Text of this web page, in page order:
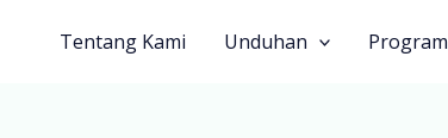
Tentang Kami Unduhan Program